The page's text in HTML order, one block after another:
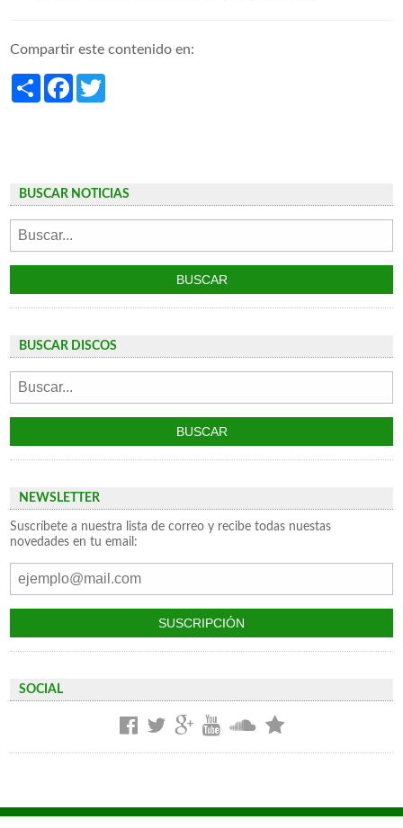
Compartir este contenido en:
ShareFacebook
BUSCAR NOTICIAS
BUSCAR DISCOS
NEWSLETTER
Suscríbete a nuestra lista de correo y recibe todas nuestas
novedades en tu email:
SOCIAL